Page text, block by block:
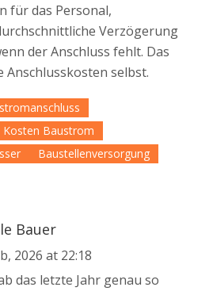
für das Personal,
Verzögerung
der Anschluss fehlt. Das
selbst.
Kosten Baustrom
Baustellenversorgung
Bauer
2026 at 22:18
das letzte Jahr genau so